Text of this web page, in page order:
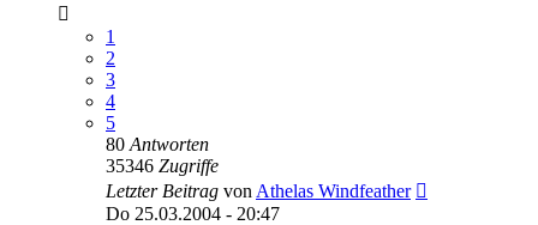
1
2
3
4
5
80 Antworten
35346 Zugriffe
Letzter Beitrag von Athelas Windfeather
Do 25.03.2004 - 20:47